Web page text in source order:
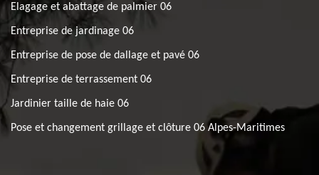
Elagage et abattage de palmier 06
Entreprise de jardinage 06
Entreprise de pose de dallage et pavé 06
Entreprise de terrassement 06
Jardinier taille de haie 06
Pose et changement grillage et clôture 06 Alpes-Maritimes